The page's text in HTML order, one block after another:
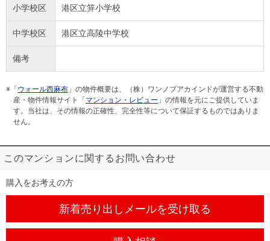
小学校区 港区立笄小学校
中学校区 港区立高陵中学校
備考
※「 ウォール西麻布 」の物件概要は、（株）ワンノブアカインドが運営する不動
産・物件情報サイト「 マンション・レビュー 」の情報を元にご提供していま
す。当社は、その情報の正確性、完全性等について保証するものではありま
せん。
このマンションに関するお問い合わせ
購入をお考えの方
新着売り出しメールを受け取る